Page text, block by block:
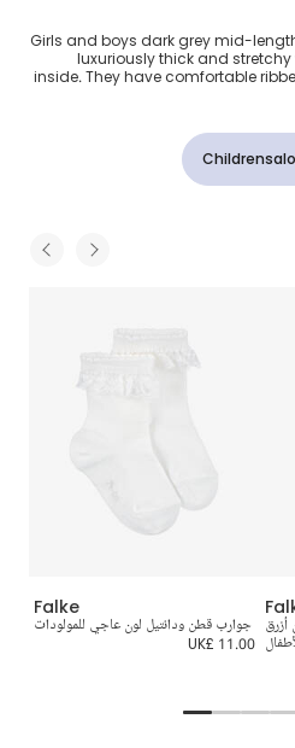
رمادي غامق
Girls and boys dark grey mid-
luxuriously thick and
inside. They have comfortable
Falke
جوارب قطن ودانتيل لون عاجي للمولودات
UK£ 11.00